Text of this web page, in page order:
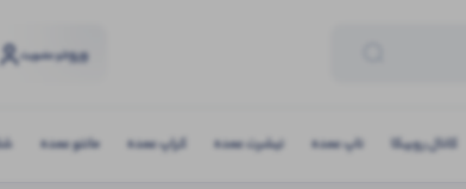
ورودو عضویت
کانال روبیکا تاپ عمده تیشرت عمده کراپ عمده مانتو عمده